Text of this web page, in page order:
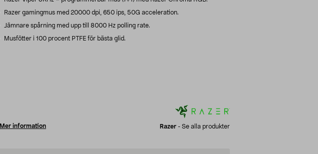
Razer gamingmus med 20000 dpi, 650 ips, 50G acceleration.
Jämnare spårning med upp till 8000 Hz polling rate.
Musfötter i 100 procent PTFE för bästa glid.
Mer information Razer - Se alla produkter